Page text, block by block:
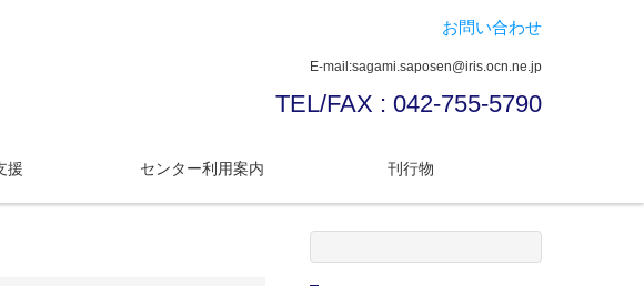
お問い合わせ
E-mail:sagami.saposen@iris.ocn.ne.jp
TEL/FAX : 042-755-5790
援 センター利用案内 刊行物
検